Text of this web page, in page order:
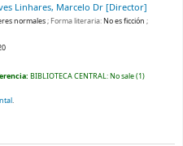
Linhares, Marcelo Dr [Director]
normales; Forma literaria:No es ficción ;
BIBLIOTECA CENTRAL: No sale(1)
.